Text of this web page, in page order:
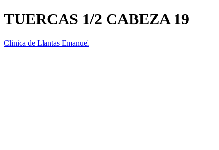
TUERCAS 1/2 CABEZA 19
Clinica de Llantas Emanuel